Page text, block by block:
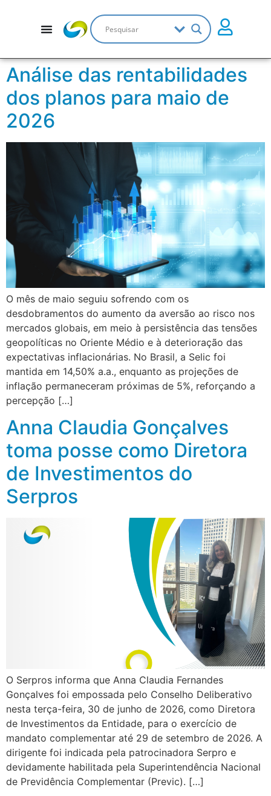
Análise das rentabilidades
dos planos para maio de
2026
O mês de maio seguiu sofrendo com os
desdobramentos do aumento da aversão ao risco nos
mercados globais, em meio à persistência das tensões
geopolíticas no Oriente Médio e à deterioração das
expectativas inflacionárias. No Brasil, a Selic foi
mantida em 14,50% a.a., enquanto as projeções de
inflação permaneceram próximas de 5%, reforçando a
percepção […]
Anna Claudia Gonçalves
toma posse como Diretora
de Investimentos do
Serpros
O Serpros informa que Anna Claudia Fernandes
Gonçalves foi empossada pelo Conselho Deliberativo
nesta terça-feira, 30 de junho de 2026, como Diretora
de Investimentos da Entidade, para o exercício de
mandato complementar até 29 de setembro de 2026. A
dirigente foi indicada pela patrocinadora Serpro e
devidamente habilitada pela Superintendência Nacional
de Previdência Complementar (Previc). […]